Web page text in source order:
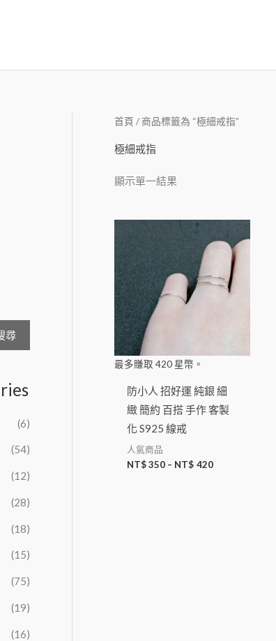
尋
(6)
(54)
(12)
(28)
(18)
(15)
(75)
(19)
(16)
首頁 / 商品標籤為 “極細戒指”
極細戒指
顯示單一結果
最多賺取 420 星幣。
防小人 招好運 純銀 細
緻 簡約 百搭 手作 客製
化 S925 線戒
人氣商品
NT$ 350 – NT$ 420